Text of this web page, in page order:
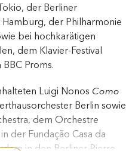
der Berliner
der Philharmonie
bei hochkarätigen
dem Klavier-Festival
Proms.
Luigi Nonos Como
Berlin sowie
dem Orchestre
der Fundação Casa da
in den Berliner Pierre